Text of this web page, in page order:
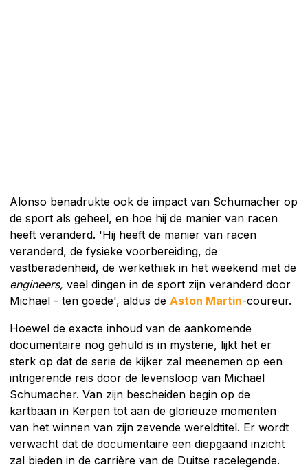
Alonso benadrukte ook de impact van Schumacher op
de sport als geheel, en hoe hij de manier van racen
heeft veranderd. 'Hij heeft de manier van racen
veranderd, de fysieke voorbereiding, de
vastberadenheid, de werkethiek in het weekend met de
engineers, veel dingen in de sport zijn veranderd door
Michael - ten goede', aldus de Aston Martin-coureur.
Hoewel de exacte inhoud van de aankomende
documentaire nog gehuld is in mysterie, lijkt het er
sterk op dat de serie de kijker zal meenemen op een
intrigerende reis door de levensloop van Michael
Schumacher. Van zijn bescheiden begin op de
kartbaan in Kerpen tot aan de glorieuze momenten
van het winnen van zijn zevende wereldtitel. Er wordt
verwacht dat de documentaire een diepgaand inzicht
zal bieden in de carrière van de Duitse racelegende.